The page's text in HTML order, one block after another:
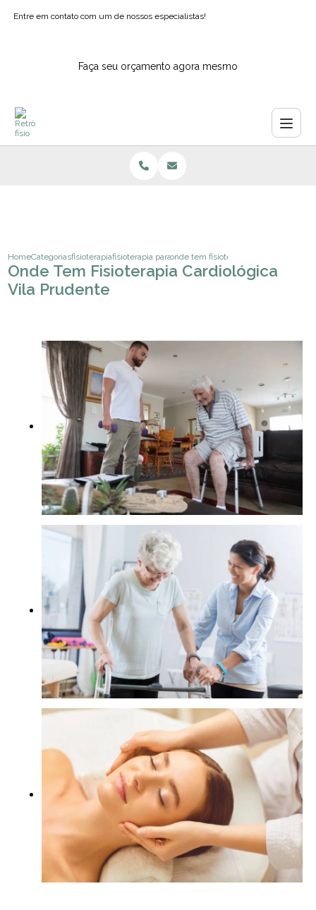
Entre em contato com um de nossos especialistas!
Faça seu orçamento agora mesmo
HomeCategoriasfisioterapiafisioterapia para tornozelosonde tem fisioterapia cardiologica vila
Onde Tem Fisioterapia Cardiológica
Vila Prudente